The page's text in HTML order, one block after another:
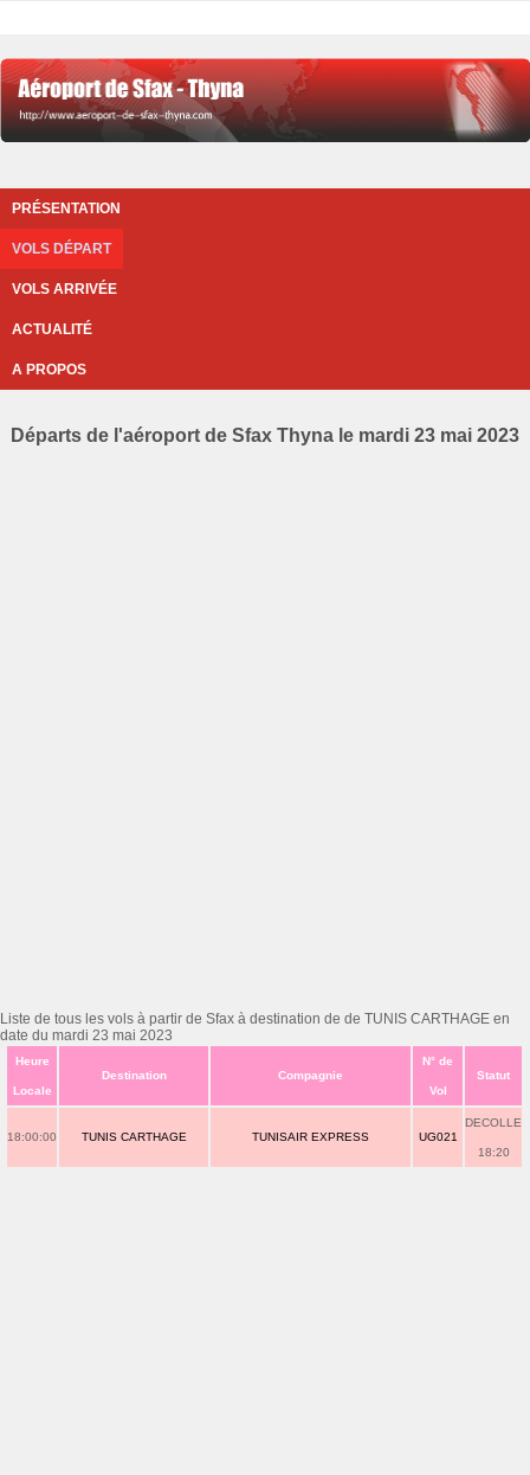
PRÉSENTATION
VOLS DÉPART
VOLS ARRIVÉE
ACTUALITÉ
A PROPOS
Départs de l'aéroport de Sfax Thyna le mardi 23 mai 2023
Liste de tous les vols à partir de Sfax à destination de de TUNIS CARTHAGE en
date du mardi 23 mai 2023
Heure
Locale
Destination Compagnie
N° de
Vol
Statut
18:00:00 TUNIS CARTHAGE TUNISAIR EXPRESS UG021
DECOLLE
18:20